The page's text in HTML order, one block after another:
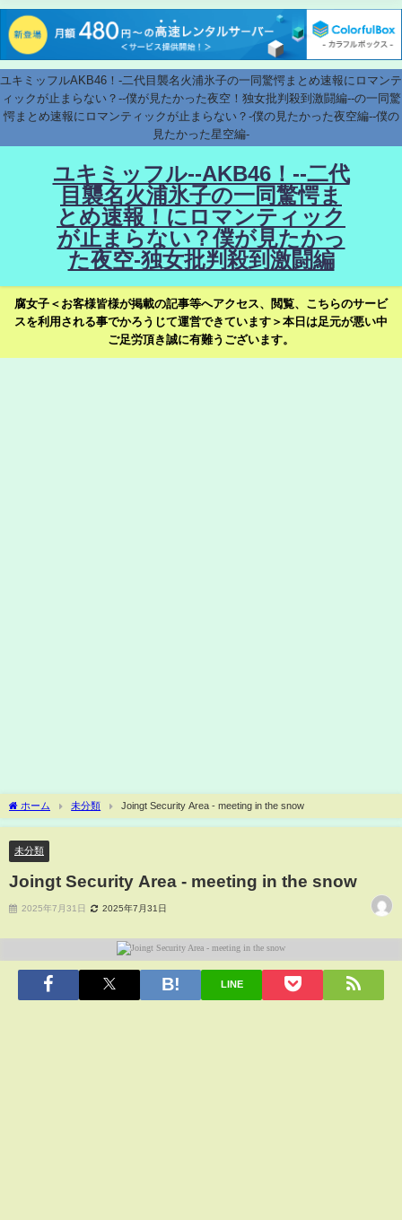
ユキミッフルAKB46！-二代目襲名火浦氷子の一同驚愕まとめ速報にロマンテ
ィックが止まらない？--僕が見たかった夜空！独女批判殺到激闘編--の一同驚
愕まとめ速報にロマンティックが止まらない？-僕の見たかった夜空編--僕の
見たかった星空編-
ユキミッフル--AKB46！--二代
目襲名火浦氷子の一同驚愕ま
とめ速報！にロマンティック
が止まらない？僕が見たかっ
た夜空-独女批判殺到激闘編
腐女子＜お客様皆様が掲載の記事等へアクセス、閲覧、こちらのサービ
スを利用される事でかろうじて運営できています＞本日は足元が悪い中
ご足労頂き誠に有難うございます。
ホーム 未分類 Joingt Security Area - meeting in the snow
未分類
Joingt Security Area - meeting in the snow
2025年7月31日 2025年7月31日
LINE